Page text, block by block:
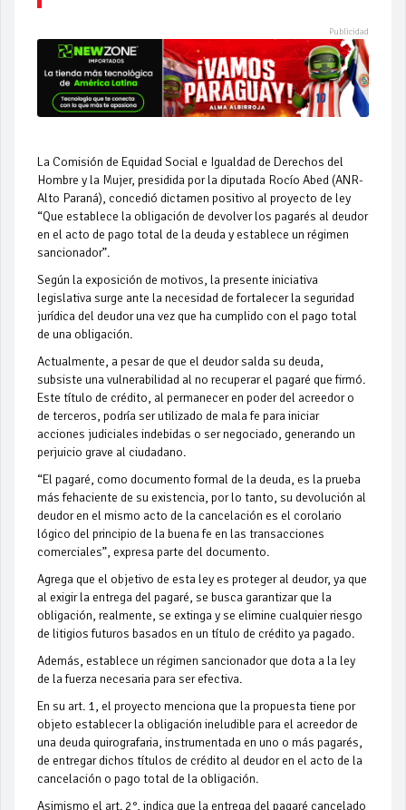
La Comisión de Equidad Social e Igualdad de Derechos del
Hombre y la Mujer, presidida por la diputada Rocío Abed (ANR-
Alto Paraná), concedió dictamen positivo al proyecto de ley
“Que establece la obligación de devolver los pagarés al deudor
en el acto de pago total de la deuda y establece un régimen
sancionador”.
Según la exposición de motivos, la presente iniciativa
legislativa surge ante la necesidad de fortalecer la seguridad
jurídica del deudor una vez que ha cumplido con el pago total
de una obligación.
Actualmente, a pesar de que el deudor salda su deuda,
subsiste una vulnerabilidad al no recuperar el pagaré que firmó.
Este título de crédito, al permanecer en poder del acreedor o
de terceros, podría ser utilizado de mala fe para iniciar
acciones judiciales indebidas o ser negociado, generando un
perjuicio grave al ciudadano.
“El pagaré, como documento formal de la deuda, es la prueba
más fehaciente de su existencia, por lo tanto, su devolución al
deudor en el mismo acto de la cancelación es el corolario
lógico del principio de la buena fe en las transacciones
comerciales”, expresa parte del documento.
Agrega que el objetivo de esta ley es proteger al deudor, ya que
al exigir la entrega del pagaré, se busca garantizar que la
obligación, realmente, se extinga y se elimine cualquier riesgo
de litigios futuros basados en un título de crédito ya pagado.
Además, establece un régimen sancionador que dota a la ley
de la fuerza necesaria para ser efectiva.
En su art. 1, el proyecto menciona que la propuesta tiene por
objeto establecer la obligación ineludible para el acreedor de
una deuda quirografaria, instrumentada en uno o más pagarés,
de entregar dichos títulos de crédito al deudor en el acto de la
cancelación o pago total de la obligación.
Asimismo el art. 2°, indica que la entrega del pagaré cancelado